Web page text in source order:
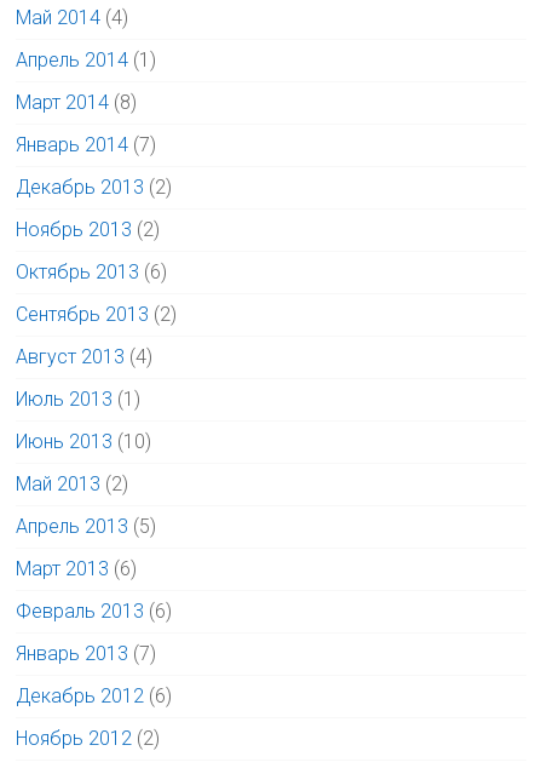
Май 2014 (4)
Апрель 2014 (1)
Март 2014 (8)
Январь 2014 (7)
Декабрь 2013 (2)
Ноябрь 2013 (2)
Октябрь 2013 (6)
Сентябрь 2013 (2)
Август 2013 (4)
Июль 2013 (1)
Июнь 2013 (10)
Май 2013 (2)
Апрель 2013 (5)
Март 2013 (6)
Февраль 2013 (6)
Январь 2013 (7)
Декабрь 2012 (6)
Ноябрь 2012 (2)